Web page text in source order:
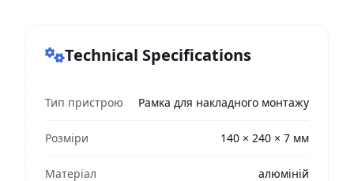
Technical Specifications
Тип пристрою Рамка для накладного монтажу
Розміри 140 × 240 × 7 мм
Матеріал алюміній